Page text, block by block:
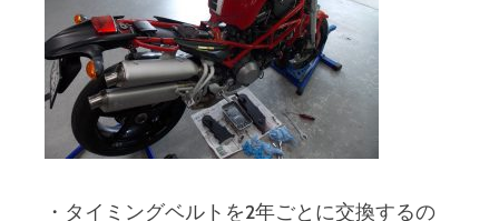
・タイミングベルトを2年ごとに交換するの